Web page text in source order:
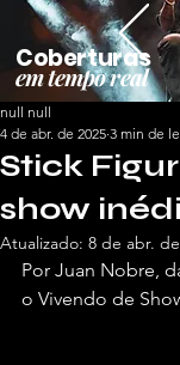
Coberturas
em tempo real
Stick
show
null null
4 de abr. de 2025 3 min de
Atualizado: 8 de abr.
Por Juan Nobre,
o Vivendo de